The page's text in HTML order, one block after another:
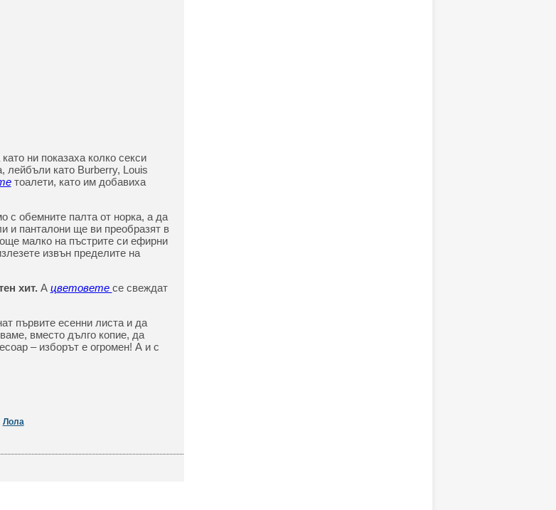
ни показаха колко секси
лейбъли като Burberry, Louis
тоалети, като им добавиха
с обемните палта от норка, а да
и панталони ще ви преобразят в
малко на пъстрите си ефирни
извън пределите на
хит.А цветовете се свеждат
първите есенни листа и да
вместо дълго копие, да
– изборът е огромен! А и с
Лола